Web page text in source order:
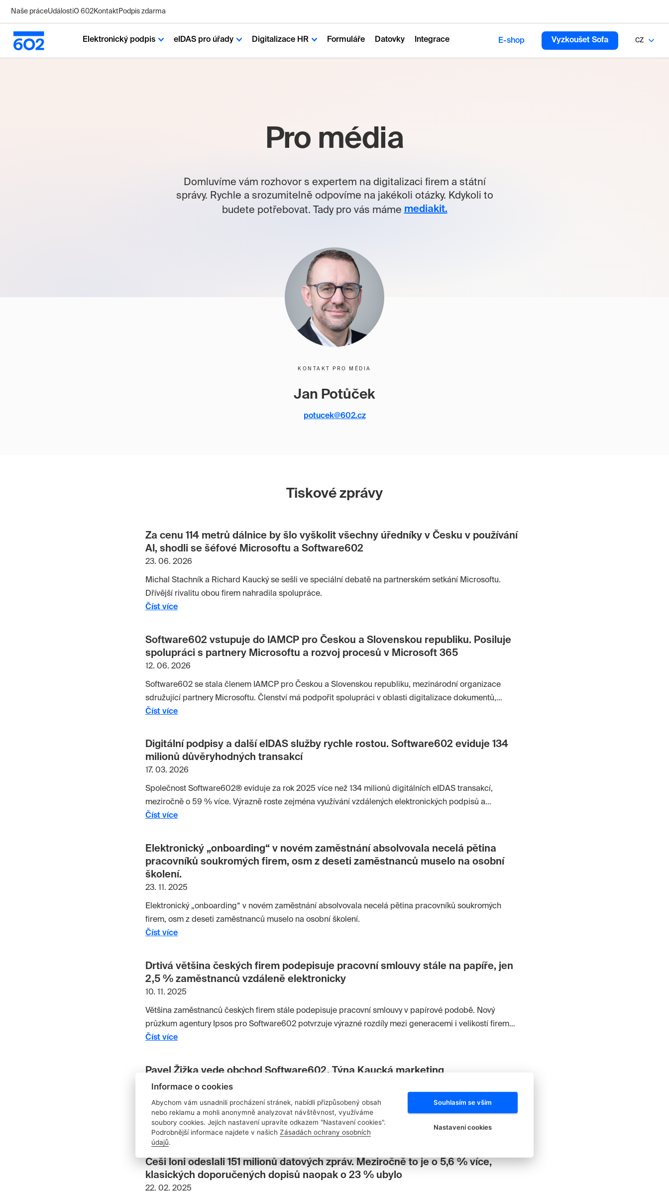
Naše práceUdálostiO 602Kontakt Podpis zdarma
Elektronický podpis eIDAS pro úřady Digitalizace HR Formuláře Datovky Integrace E-shop Vyzkoušet Sofa CZ
Pro média
Domluvíme vám rozhovor s expertem na digitalizaci firem a státní
správy. Rychle a srozumitelně odpovíme na jakékoli otázky. Kdykoli to
budete potřebovat. Tady pro vás mámemediakit.
KONTAKT PRO MÉDIA
Jan Potůček
potucek@602.cz
Tiskové zprávy
Za cenu 114 metrů dálnice by šlo vyškolit všechny úředníky v Česku v používání
AI, shodli se šéfové Microsoftu a Software602
23. 06. 2026
Michal Stachník a Richard Kaucký se sešli ve speciální debatě na partnerském setkání Microsoftu.
Dřívější rivalitu obou firem nahradila spolupráce.
Číst více
Software602 vstupuje do IAMCP pro Českou a Slovenskou republiku. Posiluje
spolupráci s partnery Microsoftu a rozvoj procesů v Microsoft 365
12. 06. 2026
Software602 se stala členem IAMCP pro Českou a Slovenskou republiku, mezinárodní organizace
sdružující partnery Microsoftu. Členství má podpořit spolupráci v oblasti digitalizace dokumentů,
elektronických podpisů a automatizace firemních procesů v prostředí Microsoft 365. Společnost chce
Microsoftu.
Číst více
Digitální podpisy a další eIDAS služby rychle rostou. Software602 eviduje 134
milionů důvěryhodných transakcí
17. 03. 2026
Společnost Software602® eviduje za rok 2025 více než 134 milionů digitálních eIDAS transakcí,
meziročně o 59 % více. Výrazně roste zejména využívání vzdálených elektronických podpisů a
elektronických pečetí, které firmy a instituce používají při digitalizaci dokumentů a procesů.
Číst více
Elektronický „onboarding“ v novém zaměstnání absolvovala necelá pětina
pracovníků soukromých firem, osm z deseti zaměstnanců muselo na osobní
školení.
23. 11. 2025
Elektronický „onboarding“ v novém zaměstnání absolvovala necelá pětina pracovníků soukromých
firem, osm z deseti zaměstnanců muselo na osobní školení.
Číst více
Drtivá většina českých firem podepisuje pracovní smlouvy stále na papíře, jen
2,5 % zaměstnanců vzdáleně elektronicky
10. 11. 2025
Většina zaměstnanců českých firem stále podepisuje pracovní smlouvy v papírové podobě. Nový
průzkum agentury Ipsos pro Software602 potvrzuje výrazné rozdíly mezi generacemi i velikostí firem.
Zároveň data ukazují rostoucí zájem o digitalizaci, zejména mezi mladšími zaměstnanci.
Číst více
Pavel Žižka vede obchod Software602, Týna Kaucká marketing
09. 08. 2025
Novým ředitelem obchodního oddělení eCommerce společnosti Software602 se stal Pavel Žižka,
který dosud vedl oddělení marketingu této společnosti.
Číst více
Češi loni odeslali 151 milionů datových zpráv. Meziročně to je o 5,6 % více,
klasických doporučených dopisů naopak o 23 % ubylo
22. 02. 2025
Informace o cookies
Abychom vám usnadnili procházení stránek, nabídli přizpůsobený obsah
nebo reklamu a mohli anonymně analyzovat návštěvnost, využíváme
soubory cookies. Jejich nastavení upravíte odkazem "Nastavení cookies".
Podrobnější informace najdete v našich Zásadách ochrany osobních
údajů.
Souhlasím se vším
Nastavení cookies